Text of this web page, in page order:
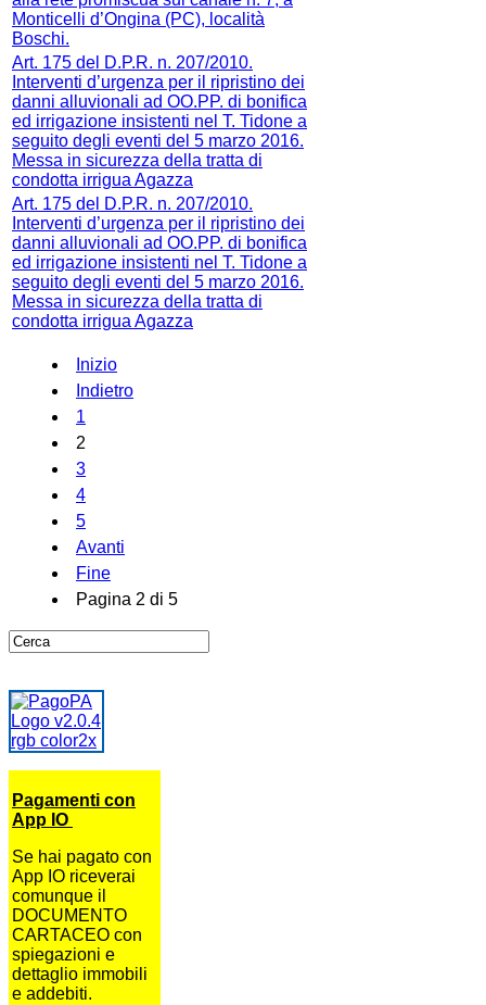
Monticelli d’Ongina (PC), località
Boschi.
Art. 175 del D.P.R. n. 207/2010.
Interventi d’urgenza per il ripristino dei
danni alluvionali ad OO.PP. di bonifica
ed irrigazione insistenti nel T. Tidone a
seguito degli eventi del 5 marzo 2016.
Messa in sicurezza della tratta di
condotta irrigua Agazza
Art. 175 del D.P.R. n. 207/2010.
Interventi d’urgenza per il ripristino dei
danni alluvionali ad OO.PP. di bonifica
ed irrigazione insistenti nel T. Tidone a
seguito degli eventi del 5 marzo 2016.
Messa in sicurezza della tratta di
condotta irrigua Agazza
Inizio
Indietro
1
2
3
4
5
Avanti
Fine
Pagina 2 di 5
Pagamenti con
App IO
Se hai pagato con
App IO riceverai
comunque il
DOCUMENTO
CARTACEO con
spiegazioni e
dettaglio immobili
e addebiti.